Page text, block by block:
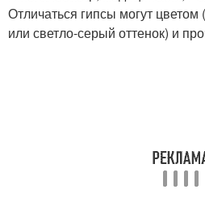
Отличаться гипсы могут
или светло-серый оттенок) и